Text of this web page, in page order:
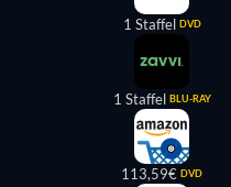
1 Staffel DVD
1 Staffel BLU-RAY
113,59€ DVD